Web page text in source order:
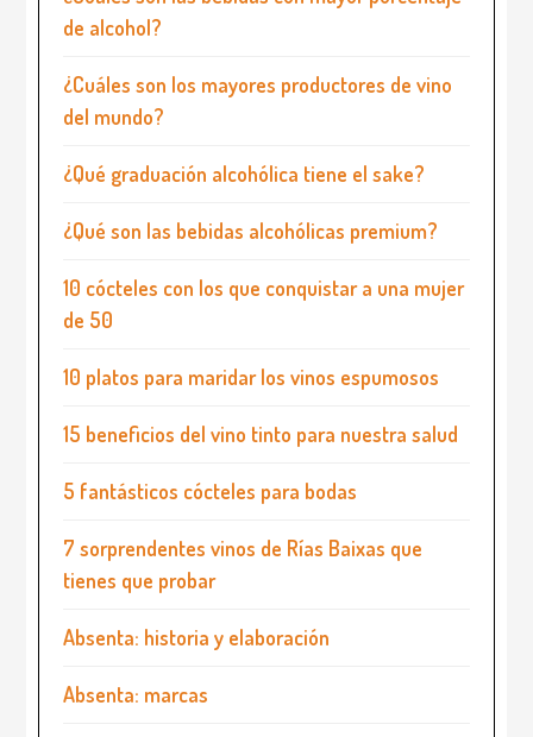
de alcohol?
¿Cuáles son los mayores productores de vino
del mundo?
¿Qué graduación alcohólica tiene el sake?
¿Qué son las bebidas alcohólicas premium?
10 cócteles con los que conquistar a una mujer
de 50
10 platos para maridar los vinos espumosos
15 beneficios del vino tinto para nuestra salud
5 fantásticos cócteles para bodas
7 sorprendentes vinos de Rías Baixas que
tienes que probar
Absenta: historia y elaboración
Absenta: marcas